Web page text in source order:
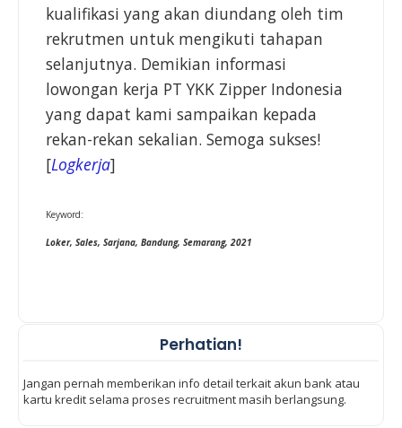
kualifikasi yang akan diundang oleh tim
rekrutmen untuk mengikuti tahapan
selanjutnya. Demikian informasi
lowongan kerja PT YKK Zipper Indonesia
yang dapat kami sampaikan kepada
rekan-rekan sekalian. Semoga sukses!
[Logkerja]
Keyword:
Loker, Sales, Sarjana, Bandung, Semarang, 2021
Perhatian!
Jangan pernah memberikan info detail terkait akun bank atau
kartu kredit selama proses recruitment masih berlangsung.